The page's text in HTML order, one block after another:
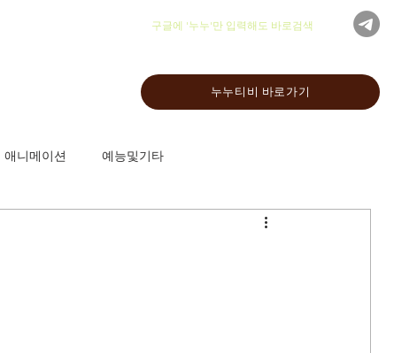
​구글에 '누누'만 입력해도 바로검색
누누티비 바로가기
애니메이션 예능및기타